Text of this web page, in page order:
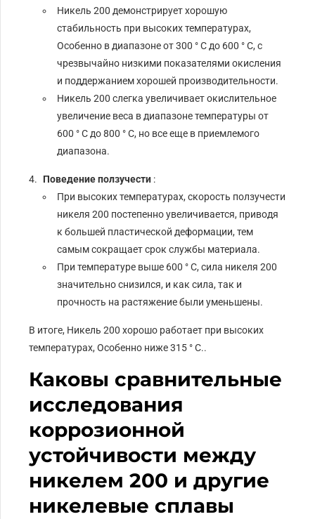
Никель 200 демонстрирует хорошую
стабильность при высоких температурах,
Особенно в диапазоне от 300 ° C до 600 ° C, с
чрезвычайно низкими показателями окисления
и поддержанием хорошей производительности.
Никель 200 слегка увеличивает окислительное
увеличение веса в диапазоне температуры от
600 ° C до 800 ° C, но все еще в приемлемого
диапазона.
Поведение ползучести :
При высоких температурах, скорость ползучести
никеля 200 постепенно увеличивается, приводя
к большей пластической деформации, тем
самым сокращает срок службы материала.
При температуре выше 600 ° C, сила никеля 200
значительно снизился, и как сила, так и
прочность на растяжение были уменьшены.
В итоге, Никель 200 хорошо работает при высоких
температурах, Особенно ниже 315 ° C..
Каковы сравнительные
исследования
коррозионной
устойчивости между
никелем 200 и другие
никелевые сплавы